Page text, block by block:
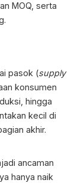
MOQ, serta
pasok (supply
konsumen
hingga
kecil di
akhir.
ancaman
hanya naik